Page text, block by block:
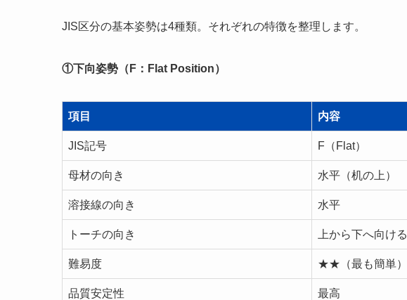
JIS区分の基本姿勢は4種類。それぞれの特徴を整理します。
①下向姿勢（F：Flat Position）
項目 内容
JIS記号 F（Flat）
母材の向き 水平（机の上）
溶接線の向き 水平
トーチの向き 上から下へ向ける
難易度 ★★（最も簡単）
品質安定性 最高